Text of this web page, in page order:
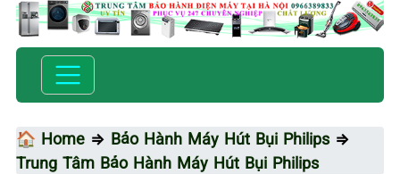
🏠 Home ⇒ Bảo Hành Máy Hút Bụi Philips ⇒
Trung Tâm Bảo Hành Máy Hút Bụi Philips